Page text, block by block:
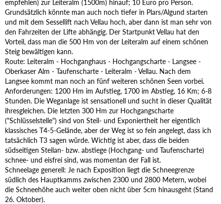
empfehlen) zur Leiteralm (1500m) hinauf; 10 Euro pro Person.
Grundsätzlich könnte man auch noch tiefer in Plars/Algund starten
und mit dem Sessellift nach Vellau hoch, aber dann ist man sehr von
den Fahrzeiten der Lifte abhängig. Der Startpunkt Vellau hat den
Vorteil, dass man die 500 Hm von der Leiteralm auf einem schönen
Steig bewältigen kann.
Route: Leiteralm - Hochganghaus - Hochgangscharte - Langsee -
Oberkaser Alm - Taufenscharte - Leiteralm - Vellau. Nach dem
Langsee kommt man noch an fünf weiteren schönen Seen vorbei.
Anforderungen: 1200 Hm im Aufstieg, 1700 im Abstieg, 16 Km; 6-8
Stunden. Die Weganlage ist sensationell und sucht in dieser Qualität
ihresgleichen. Die letzten 300 Hm zur Hochgangscharte
("Schlüsselstelle") sind von Steil- und Exponiertheit her eigentlich
klassisches T4-5-Gelände, aber der Weg ist so fein angelegt, dass ich
tatsächlich T3 sagen würde. Wichtig ist aber, dass die beiden
südseitigen Steilan- bzw. abstiege (Hochgang- und Taufenscharte)
schnee- und eisfrei sind, was momentan der Fall ist.
Schneelage generell: Je nach Exposition liegt die Schneegrenze
südlich des Hauptkamms zwischen 2300 und 2800 Metern, wobei
die Schneehöhe auch weiter oben nicht über 5cm hinausgeht (Stand
26. Oktober).